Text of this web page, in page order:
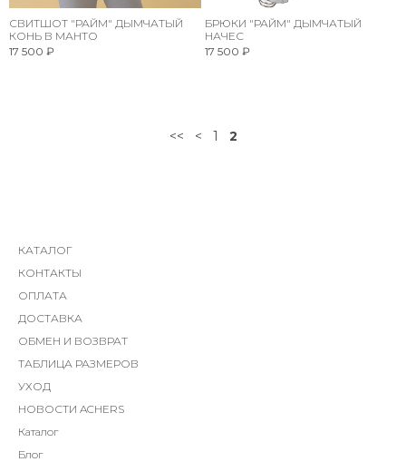
СВИТШОТ "РАЙМ" ДЫМЧАТЫЙ
КОНЬ В МАНТО
17 500 ₽
БРЮКИ "РАЙМ" ДЫМЧАТЫЙ
НАЧЕС
17 500 ₽
<< < 1 2
КАТАЛОГ
КОНТАКТЫ
ОПЛАТА
ДОСТАВКА
ОБМЕН И ВОЗВРАТ
ТАБЛИЦА РАЗМЕРОВ
УХОД
НОВОСТИ ACHERS
Каталог
Блог